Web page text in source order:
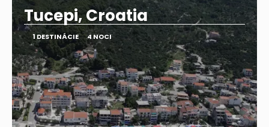
Tucepi, Croatia
1 DESTINÁCIE 4 NOCI